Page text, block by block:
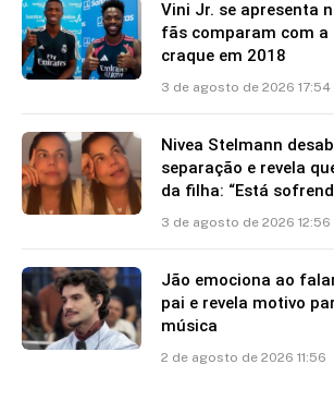
Vini Jr. se apresenta
fãs comparam com a
craque em 2018
3 de agosto de 2026 17:54
Nivea Stelmann
separação e revela
da filha: “Está
3 de agosto de 2026 12:56
Jão emociona ao
pai e revela motivo
música
2 de agosto de 2026 11:56